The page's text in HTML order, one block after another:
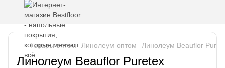
Товары оптом Линолеум оптом Линолеум Beauflor
Линолеум Beauflor Puretex